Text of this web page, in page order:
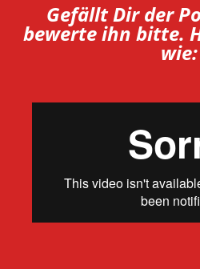
Gefällt Dir der
bewerte ihn bitte.
wie: